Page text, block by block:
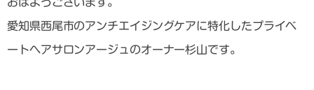
愛知県西尾市のアンチエイジングケアに特化したプライベ
ートヘアサロンアージュのオーナー杉山です。